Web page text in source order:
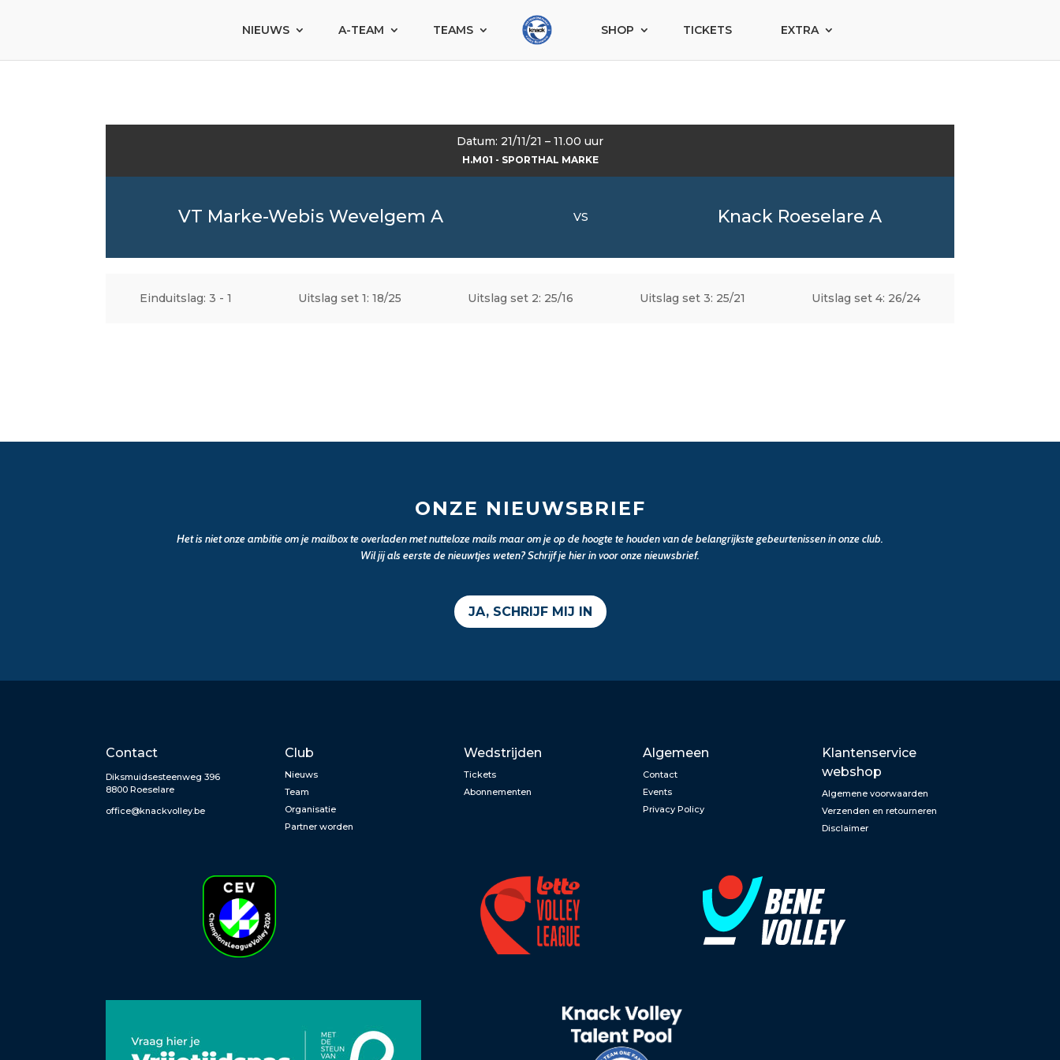
NIEUWS A-TEAM TEAMS SHOP TICKETS EXTRA
Datum: 21/11/21 – 11.00 uur
H.M01 - SPORTHAL MARKE
VT Marke-Webis Wevelgem A VS Knack Roeselare A
Einduitslag: 3 - 1 Uitslag set 1: 18/25 Uitslag set 2: 25/16 Uitslag set 3: 25/21 Uitslag set 4: 26/24
ONZE NIEUWSBRIEF
Het is niet onze ambitie om je mailbox te overladen met nutteloze mails maar om je op de hoogte te houden van de belangrijkste gebeurtenissen in onze club.
Wil jij als eerste de nieuwtjes weten? Schrijf je hier in voor onze nieuwsbrief.
JA, SCHRIJF MIJ IN
Contact
Diksmuidsesteenweg 396
8800 Roeselare
office@knackvolley.be
Club
Nieuws
Team
Organisatie
Partner worden
Wedstrijden
Tickets
Abonnementen
Algemeen
Contact
Events
Privacy Policy
Klantenservice
webshop
Algemene voorwaarden
Verzenden en retourneren
Disclaimer